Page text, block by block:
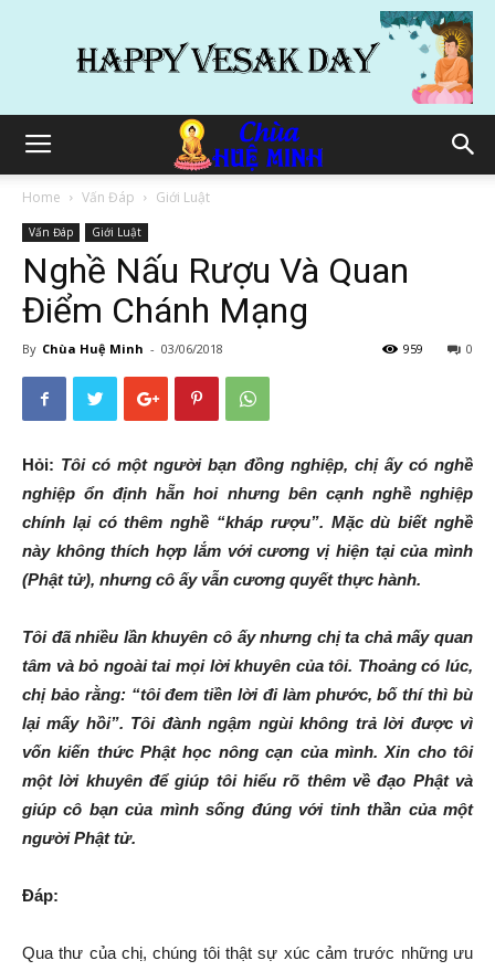
Home Vấn Đáp Giới Luật
Vấn Đáp Giới Luật
Nghề Nấu Rượu Và Quan
Điểm Chánh Mạng
By Chùa Huệ Minh - 03/06/2018 0
959
Hỏi: Tôi có một người bạn đồng nghiệp, chị ấy có nghề
nghiệp ổn định hẵn hoi nhưng bên cạnh nghề nghiệp
chính lại có thêm nghề “kháp rượu”. Mặc dù biết nghề
này không thích hợp lắm với cương vị hiện tại của mình
(Phật tử), nhưng cô ấy vẫn cương quyết thực hành.
Tôi đã nhiều lần khuyên cô ấy nhưng chị ta chả mấy quan
tâm và bỏ ngoài tai mọi lời khuyên của tôi. Thoảng có lúc,
chị bảo rằng: “tôi đem tiền lời đi làm phước, bố thí thì bù
lại mấy hồi”. Tôi đành ngậm ngùi không trả lời được vì
vốn kiến thức Phật học nông cạn của mình. Xin cho tôi
một lời khuyên để giúp tôi hiểu rõ thêm về đạo Phật và
giúp cô bạn của mình sống đúng với tinh thần của một
người Phật tử.
Đáp:
Qua thư của chị, chúng tôi thật sự xúc cảm trước những ưu